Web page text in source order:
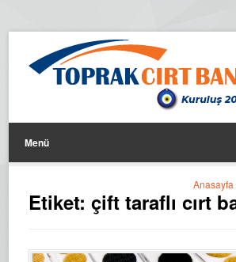
Menü
Anasayfa
Etiket:çift taraflı cırt